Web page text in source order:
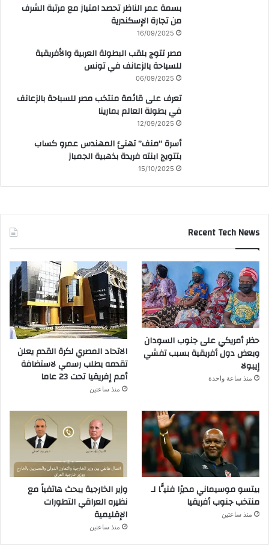
بسمة عمر الناظر تحصد امتياز مع مرتبة الشرف
من تجارة الإسكندرية
16/09/2025
مصر تتوج بلقب البطولة العربية والأفريقية
للسباحة بالزعانف في تونس
06/09/2025
تعرف على قائمة منتخب مصر للسباحة بالزعانف
في بطولة العالم بمارينا
12/09/2025
أسرة “منف” تهنئ المهندس عمرو كساب
بتتويج ابنته فريدة بذهبية الجمباز
15/10/2025
Recent Tech News
حظر أمريكي على جنوب السودان
وبعض دول أفريقية بسبب تفشي
إيبولا
منذ ساعة واحدة
الاتحاد المصري لكرة القدم يعلن
تقدمه بطلب رسمي لاستضافة
أمم إفريقيا تحت 23 عاما
منذ ساعتين
بيتسو موسيماني مديرًا فنيًّا لـ
منتخب جنوب أفريقيا
منذ ساعتين
وزير الخارجية يبحث هاتفياً مع
نظيره العراقي التطورات
الإقليمية
منذ ساعتين